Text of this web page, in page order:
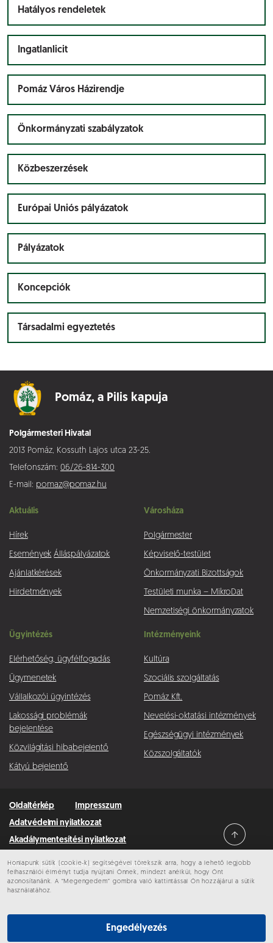
Honlapunk sütik (cookie-k) segítségével törekszik arra, hogy a lehető legjobb
felhasználói élményt tudja nyújtani Önnek, mindezt anélkül, hogy Önt
azonosítanánk. A “Megengedem” gombra való kattintással Ön hozzájárul a sütik
használatához.
Engedélyezés
Hatályos rendeletek
Ingatlanlicit
Pomáz Város Házirendje
Önkormányzati szabályzatok
Közbeszerzések
Európai Uniós pályázatok
Pályázatok
Koncepciók
Társadalmi egyeztetés
Pomáz, a Pilis kapuja
Polgármesteri Hivatal
2013 Pomáz, Kossuth Lajos utca 23-25.
Telefonszám: 06/26-814-300
E-mail: pomaz@pomaz.hu
Aktuális
Hírek
Események Álláspályázatok
Ajánlatkérések
Hirdetmények
Városháza
Polgármester
Képviselő-testület
Önkormányzati Bizottságok
Testületi munka – MikroDat
Nemzetiségi önkormányzatok
Ügyintézés
Elérhetőség, ügyfélfogadás
Ügymenetek
Vállalkozói ügyintézés
Lakossági problémák
bejelentése
Közvilágítási hibabejelentő
Kátyú bejelentő
Intézményeink
Kultúra
Szociális szolgáltatás
Pomáz Kft.
Nevelési-oktatási intézmények
Egészségügyi intézmények
Közszolgáltatók
Oldaltérkép
Impresszum
Adatvédelmi nyilatkozat
Akadálymentesítési nyilatkozat
Minden jog fenntartva © 2026 Pomáz